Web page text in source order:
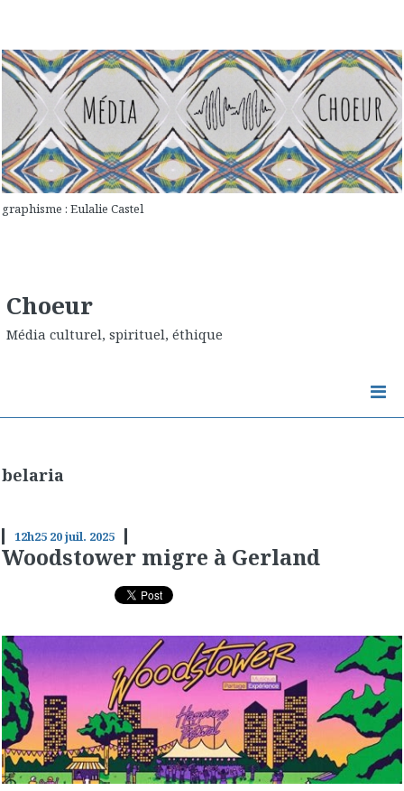
graphisme : Eulalie Castel
Choeur
Média culturel, spirituel, éthique
belaria
12h25 20juil. 2025
Woodstower migre à Gerland